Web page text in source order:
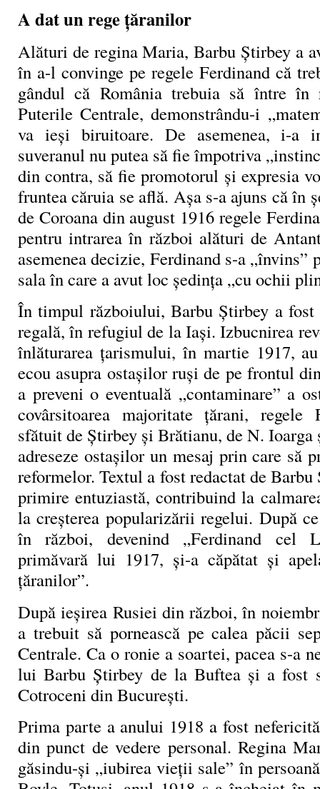
A dat un rege ţăranilor
Alături de regina Maria, Barbu Știrbey a
în a-l convinge pe regele Ferdinand că
gândul că România trebuia să între în
Puterile Centrale, demonstrându-i
va ieși biruitoare. De asemenea, i-a
suveranul nu putea să fie împotriva
din contra, să fie promotorul și expresia
fruntea căruia se află. Așa s-a ajuns că în
de Coroana din august 1916 regele
pentru intrarea în război alături de
asemenea decizie, Ferdinand s-a „învins”
sala în care a avut loc ședința „cu ochii
În timpul războiului, Barbu Știrbey a
regală, în refugiul de la Iași. Izbucnirea
înlăturarea țarismului, în martie 1917,
ecou asupra ostașilor ruși de pe frontul
a preveni o eventuală „contaminare” a
covârsitoarea majoritate țărani, regele
sfătuit de Știrbey și Brătianu, de N.
adreseze ostașilor un mesaj prin care să
reformelor. Textul a fost redactat de
primire entuziastă, contribuind la
la creșterea popularizării regelui. După
în război, devenind „Ferdinand cel
primăvară lui 1917, și-a căpătat și
țăranilor”.
După ieșirea Rusiei din război, în
a trebuit să pornească pe calea păcii
Centrale. Ca o ronie a soartei, pacea s-a
lui Barbu Știrbey de la Buftea și a fost
Cotroceni din București.
Prima parte a anului 1918 a fost
din punct de vedere personal. Regina
găsindu-și „iubirea vieții sale” în